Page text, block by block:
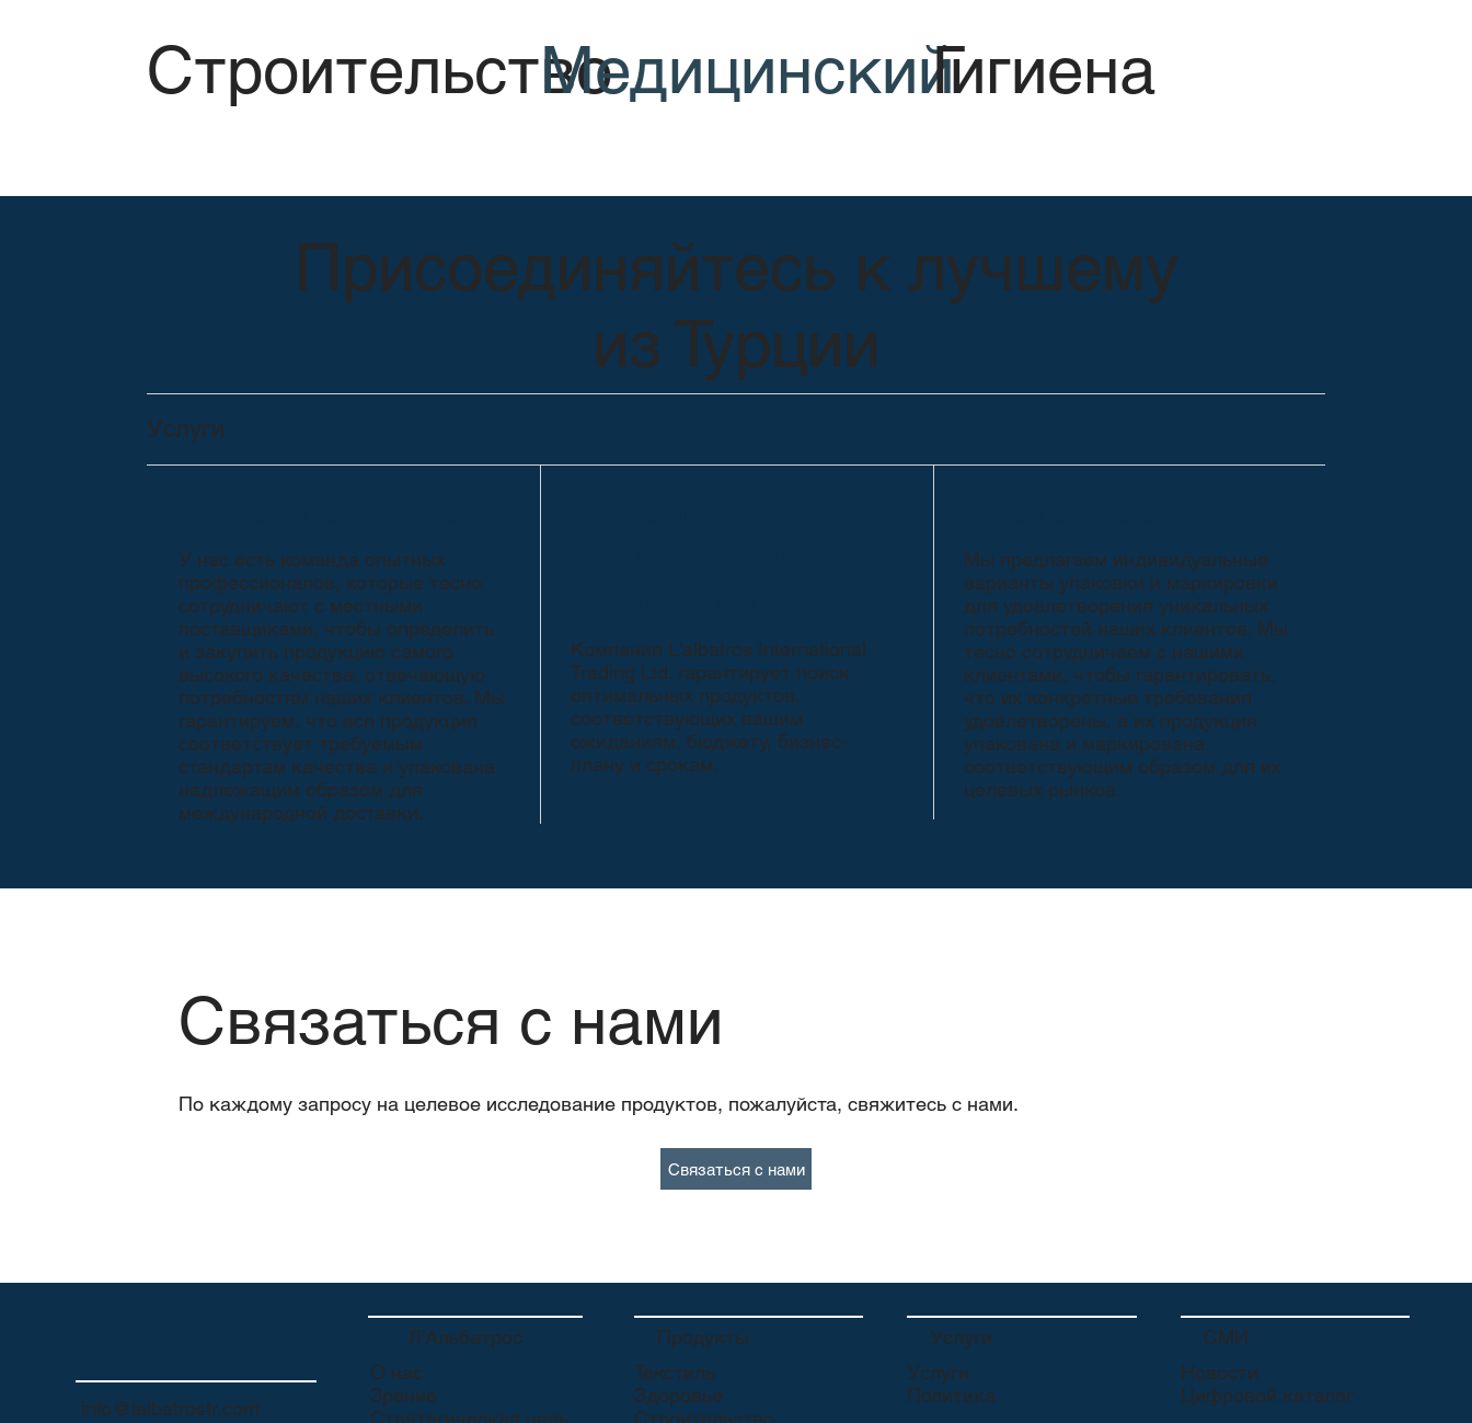
СтроительствоМедицинскийГигиена
Связаться с нами
По каждому запросу на целевое исследование продуктов, пожалуйста, свяжитесь с нами.
Связаться с нами
Присоединяйтесь к лучшему
из Турции
Услуги
Компания L'albatros International
Trading Ltd. гарантирует поиск
оптимальных продуктов,
соответствующих вашим
ожиданиям, бюджету, бизнес-
плану и срокам.
Мы предлагаем индивидуальные
варианты упаковки и маркировки
для удовлетворения уникальных
потребностей наших клиентов. Мы
тесно сотрудничаем с нашими
клиентами, чтобы гарантировать,
что их конкретные требования
удовлетворены, а их продукция
упакована и маркирована
соответствующим образом для их
целевых рынков.
У нас есть команда опытных
профессионалов, которые тесно
сотрудничают с местными
поставщиками, чтобы определить
и закупить продукцию самого
высокого качества, отвечающую
потребностям наших клиентов. Мы
гарантируем, что вся продукция
соответствует требуемым
стандартам качества и упакована
надлежащим образом для
международной доставки.
info@lalbatrostr.com
Л'Альбатрос
О нас
Зрение
Продукты
Текстиль
Здоровье
Услуги
Услуги
Политика
СМИ
Новости
Цифровой каталог